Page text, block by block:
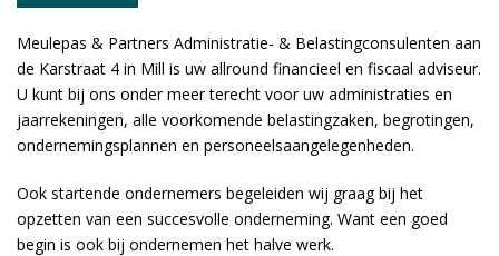
Meulepas & Partners Administratie- & Belastingconsulenten aan
de Karstraat 4 in Mill is uw allround financieel en fiscaal adviseur.
U kunt bij ons onder meer terecht voor uw administraties en
jaarrekeningen, alle voorkomende belastingzaken, begrotingen,
ondernemingsplannen en personeelsaangelegenheden.
Ook startende ondernemers begeleiden wij graag bij het
opzetten van een succesvolle onderneming. Want een goed
begin is ook bij ondernemen het halve werk.